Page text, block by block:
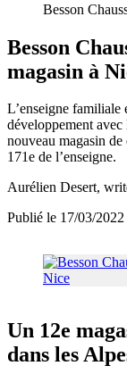
Besson
Besson
magasin à
L’enseigne familiale
développement
nouveau magasin de
171e de l’enseigne.
Aurélien Desert,
Publié le 17/03/2022
Un 12e
dans les